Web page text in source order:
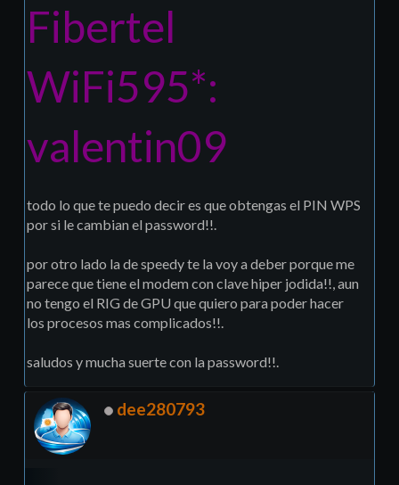
Fibertel
WiFi595*:
valentin09
todo lo que te puedo decir es que obtengas el PIN WPS
por si le cambian el password!!.
por otro lado la de speedy te la voy a deber porque me
parece que tiene el modem con clave hiper jodida!!, aun
no tengo el RIG de GPU que quiero para poder hacer
los procesos mas complicados!!.
saludos y mucha suerte con la password!!.
dee280793